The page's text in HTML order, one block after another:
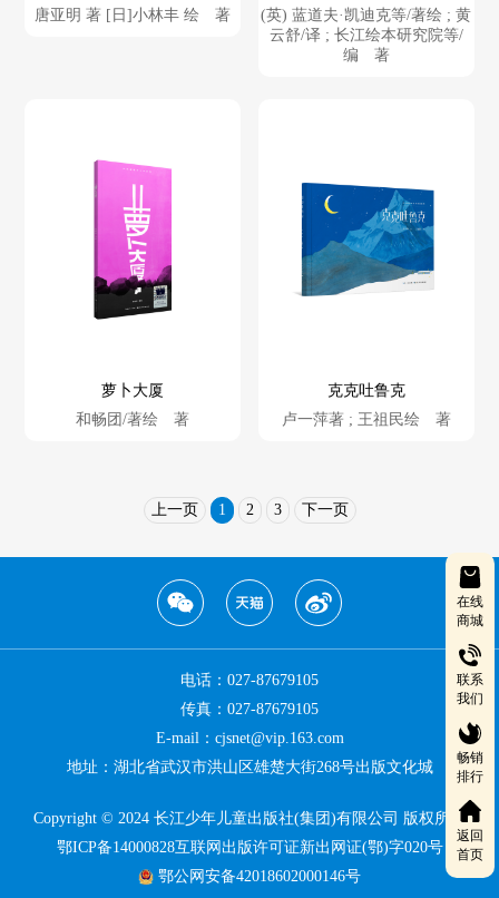
在线
商城
联系
我们
畅销
排行
返回
首页
唐亚明 著 [日]小林丰 绘 著
(英) 蓝道夫·凯迪克等/著绘 ; 黄
云舒/译 ; 长江绘本研究院等/
编 著
萝卜大厦
和畅团/著绘 著
克克吐鲁克
卢一萍著 ; 王祖民绘 著
上一页 1 2 3 下一页
电话：027-87679105
传真：027-87679105
E-mail：cjsnet@vip.163.com
地址：湖北省武汉市洪山区雄楚大街268号出版文化城
Copyright © 2024 长江少年儿童出版社(集团)有限公司 版权所有
鄂ICP备14000828互联网出版许可证新出网证(鄂)字020号
鄂公网安备42018602000146号